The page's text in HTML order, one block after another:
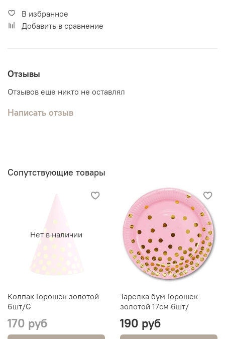
В избранное
Добавить в сравнение
Отзывы
Отзывов еще никто не оставлял
Написать отзыв
Сопутствующие товары
Нет в наличии
Колпак Горошек золотой
6шт/G
170 руб
Тарелка бум Горошек
золотой 17см 6шт/
190 руб